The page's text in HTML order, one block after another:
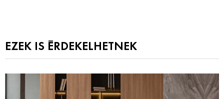
EZEK IS ÉRDEKELHETNEK